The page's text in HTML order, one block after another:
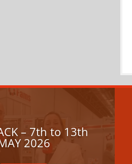
– 7th to 13th
2026